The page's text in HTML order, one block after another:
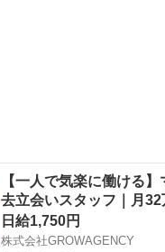
【一人で気楽に働ける
去立会いスタッフ｜月32
日給1,750円
株式会社GROWAGENCY